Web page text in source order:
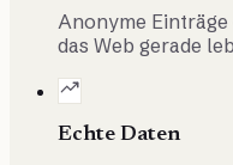
Anonyme Einträge
das Web gerade
Echte Daten